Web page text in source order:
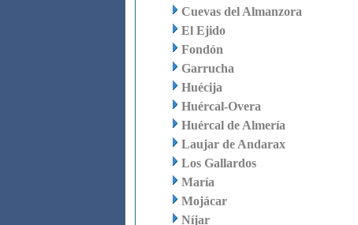
Cuevas del Almanzora
El Ejido
Fondón
Garrucha
Huécija
Huércal-Overa
Huércal de Almería
Laujar de Andarax
Los Gallardos
María
Mojácar
Níjar